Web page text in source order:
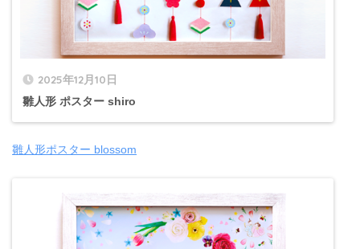
2025年12月10日
雛人形 ポスター shiro
雛人形ポスター blossom